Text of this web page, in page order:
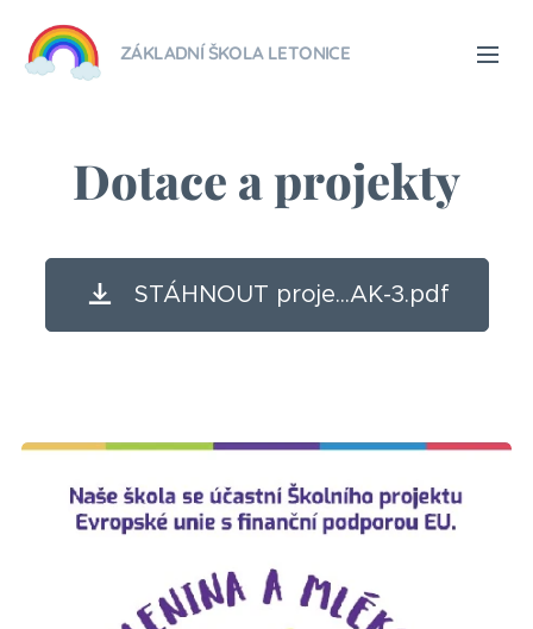
ZÁKLADNÍ ŠKOLA LETONICE
Dotace a projekty
STÁHNOUT proje...AK-3.pdf